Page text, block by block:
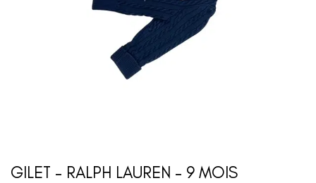
GILET – RALPH LAUREN – 9 MOIS